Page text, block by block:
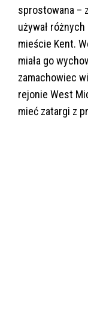
sprostowana –
używał
mieście Kent.
miała go
zamachowiec
rejonie West
mieć zatargi z